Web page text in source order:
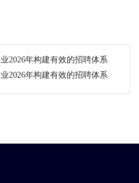
2026年构建有效的招聘体系
2026年构建有效的招聘体系